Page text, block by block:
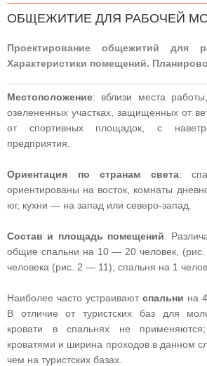
ОБЩЕЖИТИЕ ДЛЯ РАБОЧЕЙ
Проектирование общежитий для
Характеристики помещений.
Местоположение: вблизи места
озелененных участках, защищенных от
от спортивных площадок, с
предприятия.
Ориентация по странам света:
ориентированы на восток, комнаты
юг, кухни — на запад или северо-запад.
Состав и площадь помещений .
общие спальни на 10 — 20 человек,
человека (рис. 2 — 11); спальня на 1
Наиболее часто устраивают спальни на
В отличие от туристских баз для
кровати в спальнях не
кроватями и ширина проходов в данном
чем на туристских базах.